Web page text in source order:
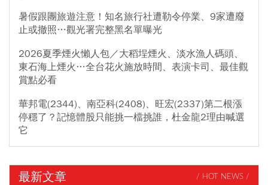
暑假跟團旅遊注意！知名旅行社遭勒令停業、9家遭廢
止或撤照…觀光署完整黑名單曝光
2026夏季煙火懶人包／大稻埕煙火、淡水漁人碼頭、
東石海上煙火…全台花火施放時間、表演卡司、最佳觀
賞點必看
華邦電(2344)、南亞科(2408)、旺宏(2337)第二根漲
停穩了？記憶體股只能挑一檔挑誰，杜金龍2理由喊選
它
最新文章 / HOT NEWS /